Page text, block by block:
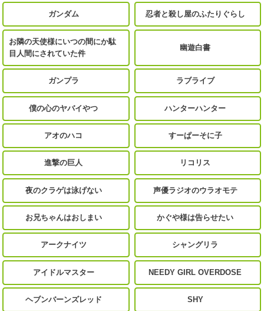
ガンダム 忍者と殺し屋のふたりぐらし
お隣の天使様にいつの間にか駄
目人間にされていた件
幽遊白書
ガンプラ ラブライブ
僕の心のヤバイやつ ハンターハンター
アオのハコ すーぱーそに子
進撃の巨人 リコリス
夜のクラゲは泳げない 声優ラジオのウラオモテ
お兄ちゃんはおしまい かぐや様は告らせたい
アークナイツ シャングリラ
アイドルマスター NEEDY GIRL OVERDOSE
ヘブンバーンズレッド SHY